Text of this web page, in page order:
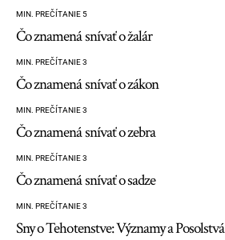
MIN. PREČÍTANIE 5
Čo znamená snívať o žalár
MIN. PREČÍTANIE 3
Čo znamená snívať o zákon
MIN. PREČÍTANIE 3
Čo znamená snívať o zebra
MIN. PREČÍTANIE 3
Čo znamená snívať o sadze
MIN. PREČÍTANIE 3
Sny o Tehotenstve: Významy a Posolstvá